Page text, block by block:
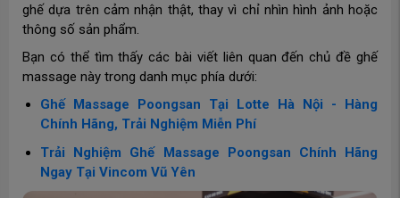
ghế dựa trên cảm nhận thật, thay vì chỉ nhìn hình ảnh hoặc
thông số sản phẩm.
Bạn có thể tìm thấy các bài viết liên quan đến chủ đề ghế
massage này trong danh mục phía dưới:
Ghế Massage Poongsan Tại Lotte Hà Nội - Hàng
Chính Hãng, Trải Nghiệm Miễn Phí
Trải Nghiệm Ghế Massage Poongsan Chính Hãng
Ngay Tại Vincom Vũ Yên